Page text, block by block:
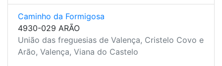
Caminho da Formigosa
4930-029 ARÃO
União das freguesias de Valença, Cristelo Covo e
Arão, Valença, Viana do Castelo